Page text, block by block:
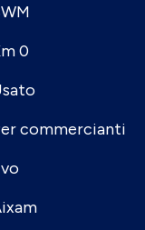
0
commercianti